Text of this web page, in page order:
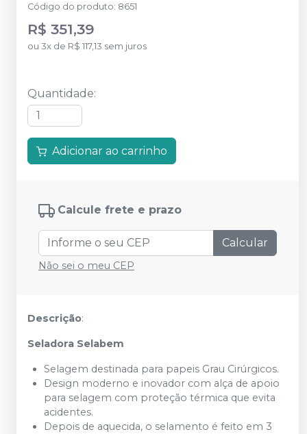
Código do produto: 8651
R$ 351,39
ou 3x de R$ 117,13 sem juros
Quantidade:
Adicionar ao carrinho
Calcule frete e prazo
Calcular
Não sei o meu CEP
Descrição:
Seladora Selabem
Selagem destinada para papeis Grau Cirúrgicos.
Design moderno e inovador com alça de apoio
para selagem com proteção térmica que evita
acidentes.
Depois de aquecida, o selamento é feito em 3